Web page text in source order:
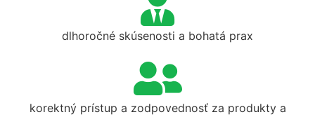
dlhoročné skúsenosti a bohatá prax
korektný prístup a zodpovednosť za produkty a